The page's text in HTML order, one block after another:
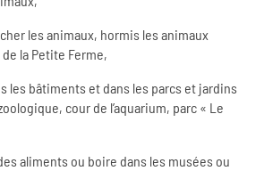
les animaux, hormis les animaux
la Petite Ferme,
les bâtiments et dans les parcs et jardins
cour de l’aquarium, parc « Le
aliments ou boire dans les musées ou